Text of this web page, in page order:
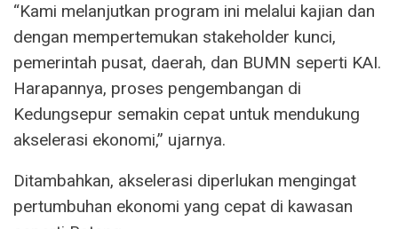
“Kami melanjutkan program ini melalui kajian dan
dengan mempertemukan stakeholder kunci,
pemerintah pusat, daerah, dan BUMN seperti KAI.
Harapannya, proses pengembangan di
Kedungsepur semakin cepat untuk mendukung
akselerasi ekonomi,” ujarnya.
Ditambahkan, akselerasi diperlukan mengingat
pertumbuhan ekonomi yang cepat di kawasan